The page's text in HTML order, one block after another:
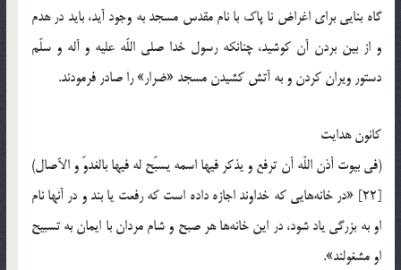
گاه بنايي براي اغراض نا پاك با نام مقدس مسجد به وجود آيد، بايد در هدم
و از بين بردن آن كوشيد، چنانكه رسول خدا صلي اللّه عليه و آله و سلّم
دستور ويران كردن و به آتش كشيدن مسجد «ضرار» را صادر فرمودند.
كانون هدايت
(في بيوت أذن اللّه أن ترفع و يذكر فيها اسمه يسبّح له فيها بالغدوّ و الآصال)
[22] «در خانه‌هايي كه خداوند اجازه داده است كه رفعت يا بند و در آنها نام
او به بزرگي ياد شود، در اين خانه‌ها هر صبح و شام مردان با ايمان به تسبيح
او مشغولند».